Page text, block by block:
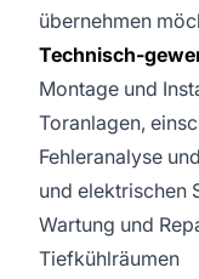
übernehmen
Technisch-
Montage und
Toranlagen,
Fehleranalyse
und elektrischen
Wartung und
Tiefkühlräumen